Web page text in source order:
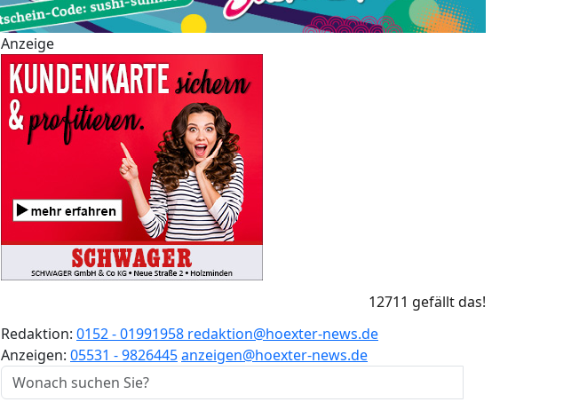
Anzeige
12711 gefällt das!
Redaktion: 0152 - 01991958 redaktion@hoexter-news.de
Anzeigen: 05531 - 9826445anzeigen@hoexter-news.de